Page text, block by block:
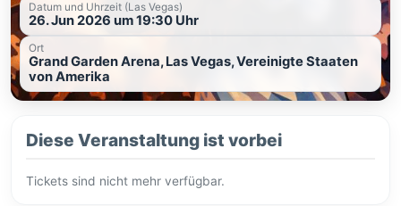
Datum und Uhrzeit (Las Vegas)
26. Jun 2026 um 19:30 Uhr
Ort
Grand Garden Arena, Las Vegas, Vereinigte Staaten
von Amerika
Diese Veranstaltung ist vorbei
Tickets sind nicht mehr verfügbar.